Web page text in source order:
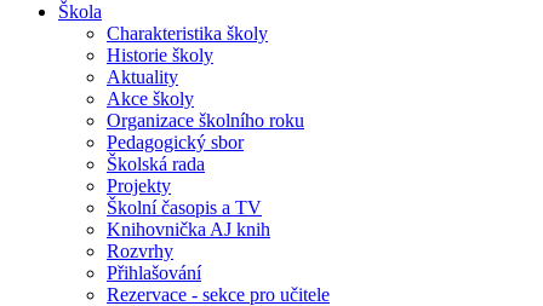
Škola
Charakteristika školy
Historie školy
Aktuality
Akce školy
Organizace školního roku
Pedagogický sbor
Školská rada
Projekty
Školní časopis a TV
Knihovnička AJ knih
Rozvrhy
Přihlašování
Rezervace - sekce pro učitele